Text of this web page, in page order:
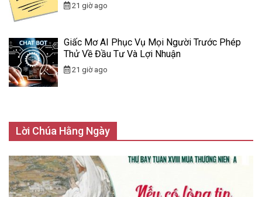
21 giờ ago
Giấc Mơ AI Phục Vụ Mọi Người Trước Phép
Thử Về Đầu Tư Và Lợi Nhuận
21 giờ ago
Lời Chúa Hằng Ngày